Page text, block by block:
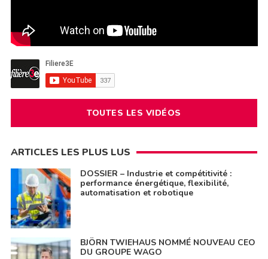
TOUTES LES VIDÉOS
ARTICLES LES PLUS LUS
DOSSIER – Industrie et compétitivité :
performance énergétique, flexibilité,
automatisation et robotique
BJÖRN TWIEHAUS NOMMÉ NOUVEAU CEO
DU GROUPE WAGO